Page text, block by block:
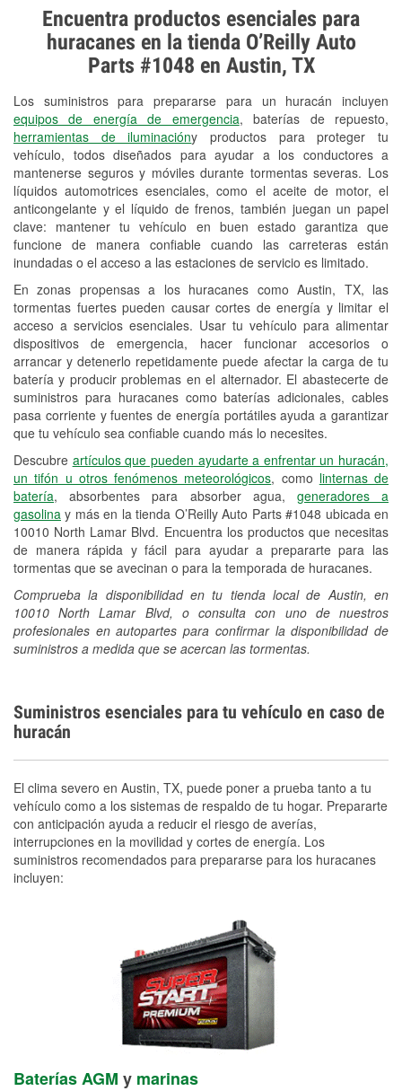
Encuentra productos esenciales para
huracanes en la tienda O’Reilly Auto
Parts #1048 en Austin, TX
Los suministros para prepararse para un huracán incluyen
equipos de energía de emergencia, baterías de repuesto,
herramientas de iluminacióny productos para proteger tu
vehículo, todos diseñados para ayudar a los conductores a
mantenerse seguros y móviles durante tormentas severas. Los
líquidos automotrices esenciales, como el aceite de motor, el
anticongelante y el líquido de frenos, también juegan un papel
clave: mantener tu vehículo en buen estado garantiza que
funcione de manera confiable cuando las carreteras están
inundadas o el acceso a las estaciones de servicio es limitado.
En zonas propensas a los huracanes como Austin, TX, las
tormentas fuertes pueden causar cortes de energía y limitar el
acceso a servicios esenciales. Usar tu vehículo para alimentar
dispositivos de emergencia, hacer funcionar accesorios o
arrancar y detenerlo repetidamente puede afectar la carga de tu
batería y producir problemas en el alternador. El abastecerte de
suministros para huracanes como baterías adicionales, cables
pasa corriente y fuentes de energía portátiles ayuda a garantizar
que tu vehículo sea confiable cuando más lo necesites.
Descubre artículos que pueden ayudarte a enfrentar un huracán,
un tifón u otros fenómenos meteorológicos, como linternas de
batería, absorbentes para absorber agua, generadores a
gasolina y más en la tienda O’Reilly Auto Parts #1048 ubicada en
10010 North Lamar Blvd. Encuentra los productos que necesitas
de manera rápida y fácil para ayudar a prepararte para las
tormentas que se avecinan o para la temporada de huracanes.
Comprueba la disponibilidad en tu tienda local de Austin, en
10010 North Lamar Blvd, o consulta con uno de nuestros
profesionales en autopartes para confirmar la disponibilidad de
suministros a medida que se acercan las tormentas.
Prueba de alternadores y
arrancadores
Revisión de la luz "Check Engine"
Reciclaje de baterías y aceite
Instalación de bombillas de faros
Instalación de limpiaparabrisas
Programa de Préstamo de
Herramientas
Rectificación de tambores y discos de
freno
Hurricane Supplies
Tornado Supplies
Conoce más
Idiomas adicionales
Español, Árabe, Italiano, Persa, Portugués
Suministros esenciales para tu vehículo en caso de
huracán
El clima severo en Austin, TX, puede poner a prueba tanto a tu
vehículo como a los sistemas de respaldo de tu hogar. Prepararte
con anticipación ayuda a reducir el riesgo de averías,
interrupciones en la movilidad y cortes de energía. Los
suministros recomendados para prepararse para los huracanes
incluyen:
Baterías AGM y marinas